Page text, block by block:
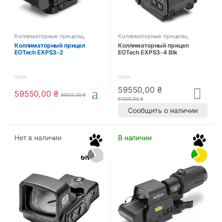
Коллиматорные прицелы,
Оптика и прицелы
Коллиматорный прицел
EOTech EXPS3-2
o
59550,00 ₴ 61920,00₴
Коллиматорные прицелы
Оптика и прицелы
Коллиматорный прицел
EOTech EXPS3-4 Blk
0
o
u
59550,00 ₴
61920,00₴
Сообщить о наличии
Нет в наличии В наличии